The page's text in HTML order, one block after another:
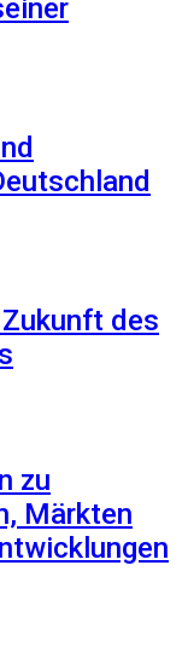
des
zu
Märkten